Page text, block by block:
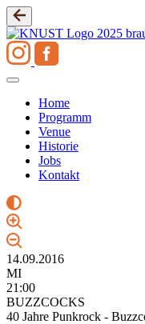
Zum
Inhalt
springen
Home
Programm
Venue
Historie
Jobs
Kontakt
14.09.2016
MI
21:00
BUZZCOCKS
40 Jahre Punkrock -